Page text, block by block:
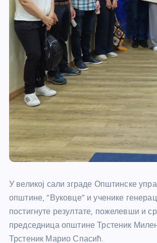
У великој сали зграде Општинске
општине, “Вуковце” и ученике
постигнуте резултате, пожелевши и
председница општине Трстеник
Трстеник Марио Спасић.